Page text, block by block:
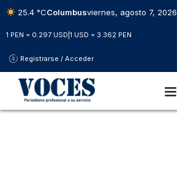
25.4 °CColumbusviernes, agosto 7, 2026
1 PEN = 0.297 USD 1 USD = 3.362 PEN
Registrarse / Acceder